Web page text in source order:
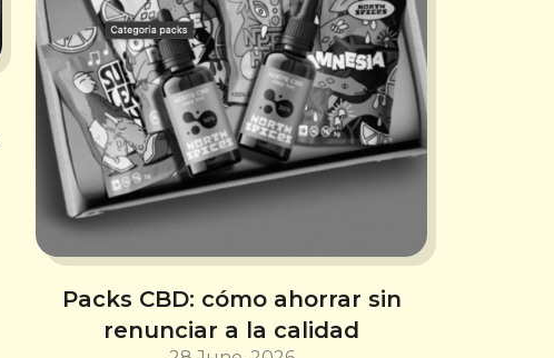
Packs CBD: cómo ahorrar sin
renunciar a la calidad